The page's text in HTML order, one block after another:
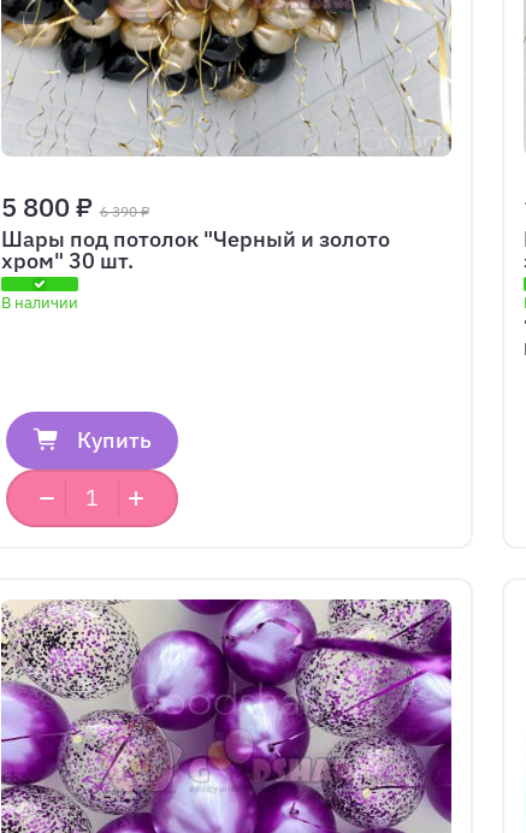
5 800 ₽ 6 390 ₽
Шары под потолок "Черный и золото
хром" 30 шт.
В наличии
Купить